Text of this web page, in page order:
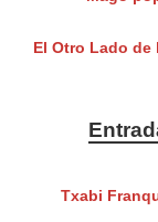
El Otro Lado de
Txabi